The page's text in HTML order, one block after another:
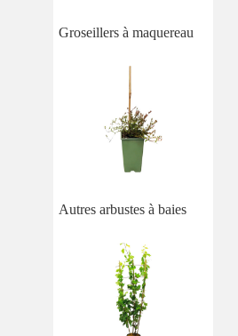
Groseillers à maquereau
Autres arbustes à baies